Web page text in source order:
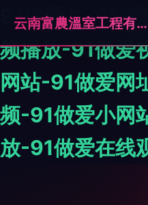
91做爱片-91
频播放-91做爱
网站-91做爱网
频-91做爱小网
放-91做爱在线
云南富農溫室工程有限公司